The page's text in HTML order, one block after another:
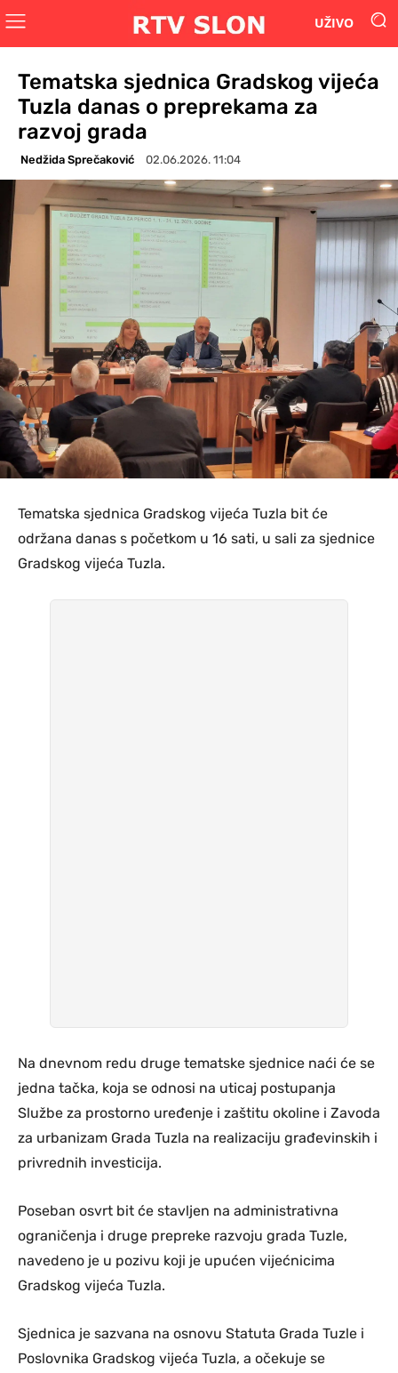
UŽIVO
Tematska sjednica Gradskog vijeća
Tuzla danas o preprekama za
razvoj grada
Nedžida Sprečaković 02.06.2026. 11:04
Tematska sjednica Gradskog vijeća Tuzla bit će
održana danas s početkom u 16 sati, u sali za sjednice
Gradskog vijeća Tuzla.
Na dnevnom redu druge tematske sjednice naći će se
jedna tačka, koja se odnosi na uticaj postupanja
Službe za prostorno uređenje i zaštitu okoline i Zavoda
za urbanizam Grada Tuzla na realizaciju građevinskih i
privrednih investicija.
Poseban osvrt bit će stavljen na administrativna
ograničenja i druge prepreke razvoju grada Tuzle,
navedeno je u pozivu koji je upućen vijećnicima
Gradskog vijeća Tuzla.
Sjednica je sazvana na osnovu Statuta Grada Tuzle i
Poslovnika Gradskog vijeća Tuzla, a očekuje se